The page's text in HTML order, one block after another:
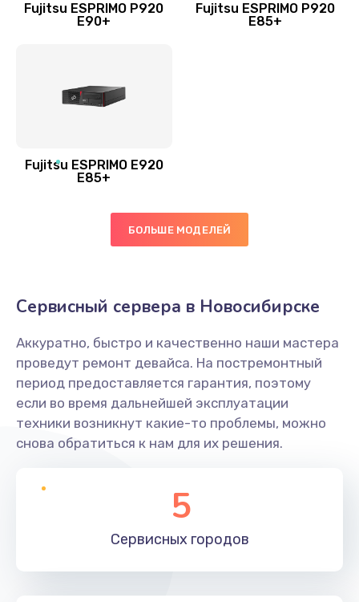
Fujitsu ESPRIMO P920
E90+
Fujitsu ESPRIMO P920
E85+
Fujitsu ESPRIMO E920
E85+
БОЛЬШЕ МОДЕЛЕЙ
Сервисный сервера в Новосибирске
Аккуратно, быстро и качественно наши мастера
проведут ремонт девайса. На постремонтный
период предоставляется гарантия, поэтому
если во время дальнейшей эксплуатации
техники возникнут какие-то проблемы, можно
снова обратиться к нам для их решения.
5
Сервисных городов